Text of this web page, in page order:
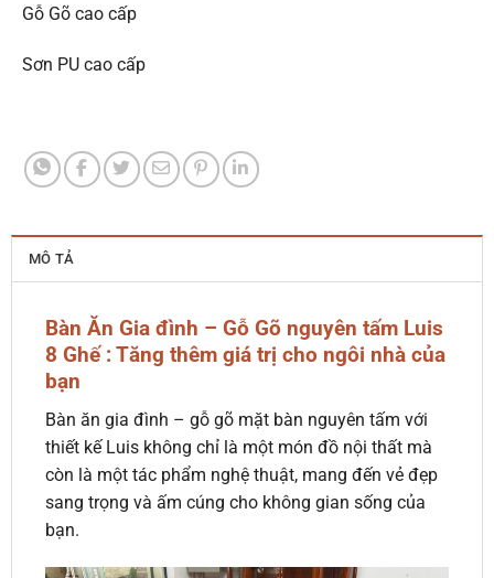
Gỗ Gõ cao cấp
Sơn PU cao cấp
MÔ TẢ
Bàn Ăn Gia đình – Gỗ Gõ nguyên tấm Luis
8 Ghế : Tăng thêm giá trị cho ngôi nhà của
bạn
Bàn ăn gia đình – gỗ gõ mặt bàn nguyên tấm với
thiết kế Luis không chỉ là một món đồ nội thất mà
còn là một tác phẩm nghệ thuật, mang đến vẻ đẹp
sang trọng và ấm cúng cho không gian sống của
bạn.